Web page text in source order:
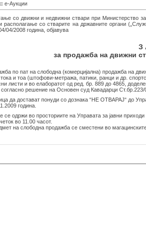
е-Аукции
со движни и недвижни ствари при Министерство
располагање со стварите на државните органи
04/2008 година, објавува
З
за продажба на движни
по пат на слободна (комерцијална) продажба на
и тоа (штофови-метража, патики, ранци и др.
листи и во елаборатот од ред. бр. 889 до 4865,
решение на Основен суд Кавадарци Ст.бр.223/
да достават понуди со дознака “НЕ ОТВАРАЈ“ до
година.
се одржи во просториите на Управата за јавни
во 11.00 часот.
на слободна продажба се сместени во